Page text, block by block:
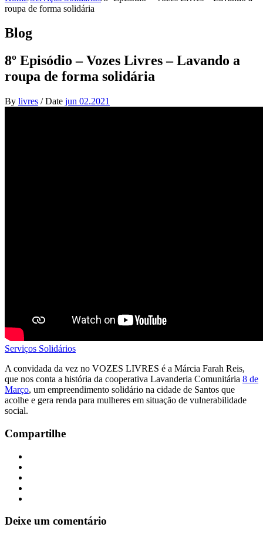
roupa de forma solidária
Blog
8º Episódio – Vozes Livres – Lavando a
roupa de forma solidária
By livres / Date jun 02.2021
Serviços Solidários
A convidada da vez no VOZES LIVRES é a Márcia Farah Reis,
que nos conta a história da cooperativa Lavanderia Comunitária 8 de
Março, um empreendimento solidário na cidade de Santos que
acolhe e gera renda para mulheres em situação de vulnerabilidade
social.
Compartilhe
Deixe um comentário